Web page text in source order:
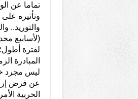
تماما عن
وتأثيره
والتوريد..
(لأسابيع
لفترة
المبادرة
ليس مجرد
عن فرض
الحربية